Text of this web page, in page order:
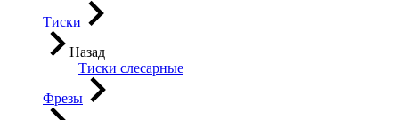
Тиски
Назад
Тиски слесарные
Фрезы